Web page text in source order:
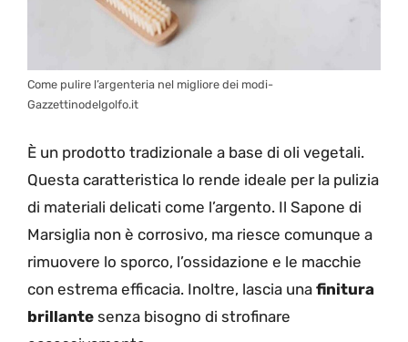
Come pulire l’argenteria nel migliore dei modi-
Gazzettinodelgolfo.it
È un prodotto tradizionale a base di oli vegetali.
Questa caratteristica lo rende ideale per la pulizia
di materiali delicati come l’argento. Il Sapone di
Marsiglia non è corrosivo, ma riesce comunque a
rimuovere lo sporco, l’ossidazione e le macchie
con estrema efficacia. Inoltre, lascia una finitura
brillante senza bisogno di strofinare